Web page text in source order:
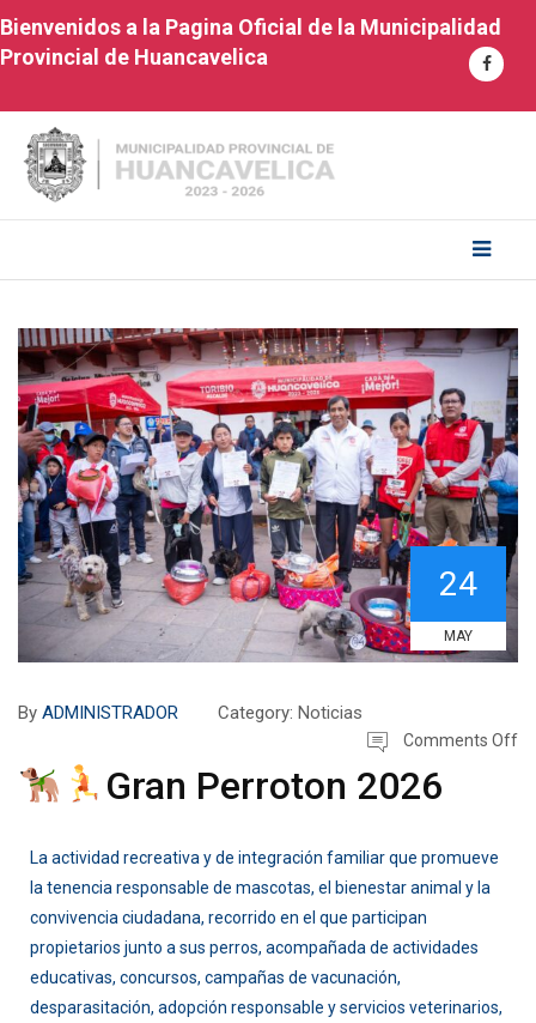
Bienvenidos a la Pagina Oficial de la Municipalidad
Provincial de Huancavelica
24
MAY
By ADMINISTRADOR Category: Noticias
Comments Off
Gran Perroton 2026
La actividad recreativa y de integración familiar que promueve
la tenencia responsable de mascotas, el bienestar animal y la
convivencia ciudadana, recorrido en el que participan
propietarios junto a sus perros, acompañada de actividades
educativas, concursos, campañas de vacunación,
desparasitación, adopción responsable y servicios veterinarios,